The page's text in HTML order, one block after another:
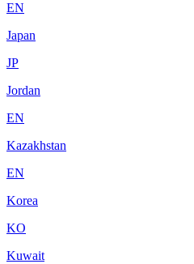
EN
Japan
JP
Jordan
EN
Kazakhstan
EN
Korea
KO
Kuwait